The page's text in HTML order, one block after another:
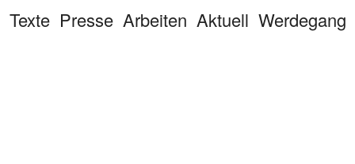
Texte Presse Arbeiten Aktuell Werdegang